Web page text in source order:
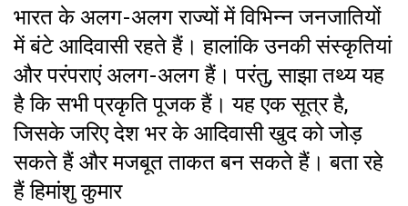
भारत के अलग-अलग राज्यों में विभिन्न जनजातियों
में बंटे आदिवासी रहते हैं। हालांकि उनकी संस्कृतियां
और परंपराएं अलग-अलग हैं। परंतु, साझा तथ्य यह
है कि सभी प्रकृति पूजक हैं। यह एक सूत्र है,
जिसके जरिए देश भर के आदिवासी खुद को जोड़
सकते हैं और मजबूत ताकत बन सकते हैं। बता रहे
हैं हिमांशु कुमार